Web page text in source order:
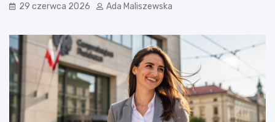
29 czerwca 2026 Ada Maliszewska